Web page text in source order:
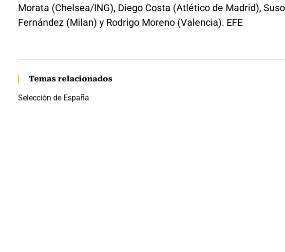
Morata (Chelsea/ING), Diego Costa (Atlético de Madrid), Suso
Fernández (Milan) y Rodrigo Moreno (Valencia). EFE
Temas relacionados
Selección de España